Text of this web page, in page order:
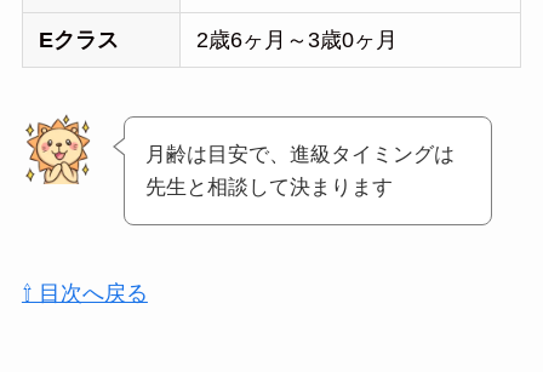
Eクラス 2歳6ヶ月～3歳0ヶ月
月齢は目安で、進級タイミングは
先生と相談して決まります
⇧ 目次へ戻る